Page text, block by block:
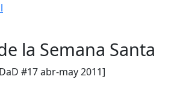
la Semana Santa
#17 abr-may 2011]